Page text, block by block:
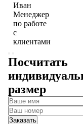
Иван
Менеджер
по работе
с
клиентами
Посчитать
размер
Заказать